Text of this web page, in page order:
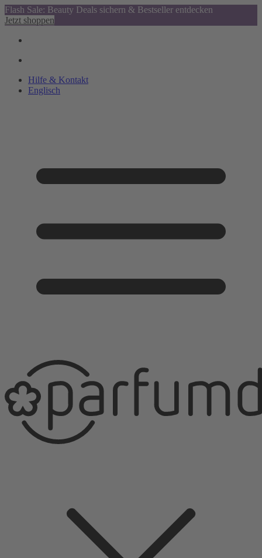
Flash Sale: Beauty Deals sichern & Bestseller entdecken
Jetzt shoppen
Hilfe & Kontakt
Englisch